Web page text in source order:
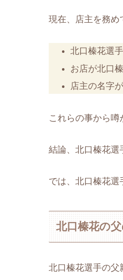
現在、店主を務め
北口榛花選
お店が北口
店主の名字
これらの事から噂
結論、北口榛花選
では、北口榛花選
北口榛花の
北口榛花選手の父